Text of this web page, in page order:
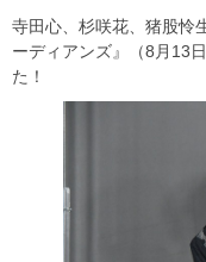
寺田心、杉咲花、猪股怜
ーディアンズ』（8月13
た！